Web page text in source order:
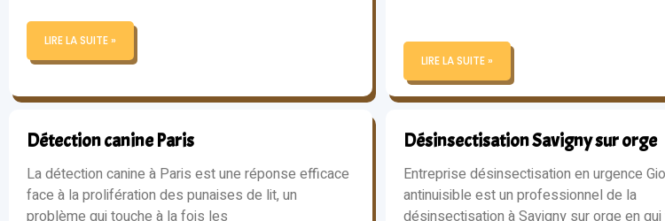
LIRE LA SUITE »
LIRE LA SUITE »
Détection canine Paris
La détection canine à Paris est une réponse efficace
face à la prolifération des punaises de lit, un
Désinsectisation Savigny sur orge
Entreprise désinsectisation en urgence
antinuisible est un professionnel de la